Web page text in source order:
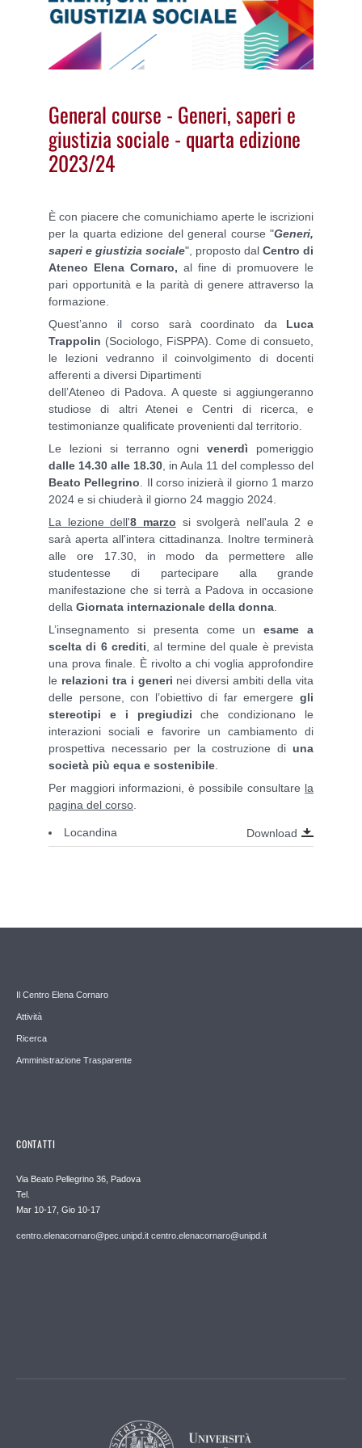
General course - Generi, saperi e
giustizia sociale - quarta edizione
2023/24
È con piacere che comunichiamo aperte le iscrizioni
per la quarta edizione del general course "Generi,
saperi e giustizia sociale", proposto dal Centro di
Ateneo Elena Cornaro, al fine di promuovere le
pari opportunità e la parità di genere attraverso la
formazione.
Quest’anno il corso sarà coordinato da Luca
Trappolin (Sociologo, FiSPPA). Come di consueto,
le lezioni vedranno il coinvolgimento di docenti
afferenti a diversi Dipartimenti
dell’Ateneo di Padova. A queste si aggiungeranno
studiose di altri Atenei e Centri di ricerca, e
testimonianze qualificate provenienti dal territorio.
Le lezioni si terranno ognivenerdì pomeriggio
dalle 14.30 alle 18.30 , in Aula 11 del complesso del
Beato Pellegrino . Il corso inizierà il giorno 1 marzo
2024 e si chiuderà il giorno 24 maggio 2024.
La lezione dell'8 marzo si svolgerà nell'aula 2 e
sarà aperta all'intera cittadinanza. Inoltre terminerà
alle ore 17.30, in modo da permettere alle
studentesse di partecipare alla grande
manifestazione che si terrà a Padova in occasione
della Giornata internazionale della donna
L’insegnamento si presenta come unesame a
scelta di 6 crediti , al termine del quale è prevista
una prova finale. È rivolto a chi voglia approfondire
le relazioni tra i generi nei diversi ambiti della vita
delle persone, con l’obiettivo di far emergere gli
stereotipi e i pregiudizi che condizionano le
interazioni sociali e favorire un cambiamento di
prospettiva necessario per la costruzione di una
società più equa e sostenibile
Per maggiori informazioni, è possibile consultare la
pagina del corso
Locandina Download
Il Centro Elena Cornaro
Attività
Ricerca
Amministrazione Trasparente
CONTATTI
Via Beato Pellegrino 36, Padova
Tel.
Mar 10-17, Gio 10-17
centro.elenacornaro@pec.unipd.it centro.elenacornaro@unipd.it